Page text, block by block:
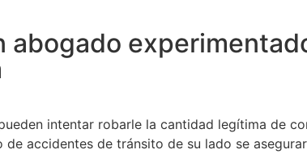
abogado
intentar robarle la cantidad legítima de
accidentes de tránsito de su lado se